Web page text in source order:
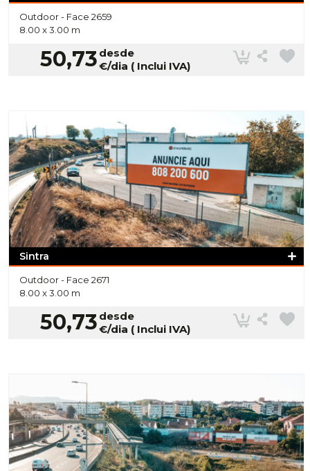
Outdoor - Face 2659
8.00 x 3.00 m
50,73 desde
€/dia ( Inclui IVA)
Sintra
Outdoor - Face 2671
8.00 x 3.00 m
50,73 desde
€/dia ( Inclui IVA)